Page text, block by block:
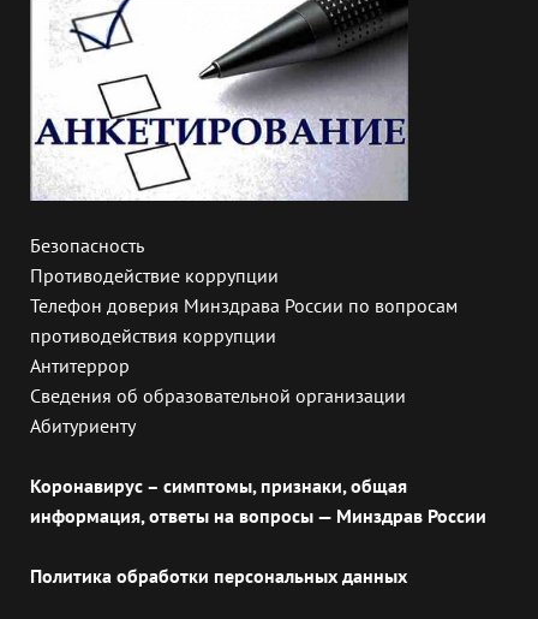
Безопасность
Противодействие коррупции
Телефон доверия Минздрава России по вопросам
противодействия коррупции
Антитеррор
Сведения об образовательной организации
Абитуриенту
Коронавирус – симптомы, признаки, общая
информация, ответы на вопросы — Минздрав России
Политика обработки персональных данных